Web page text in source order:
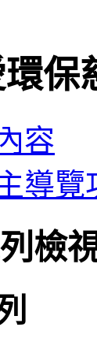
保
容
導覽
檢